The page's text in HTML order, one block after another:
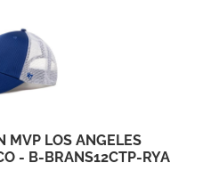
MVP LOS ANGELES
- B-BRANS12CTP-RYA